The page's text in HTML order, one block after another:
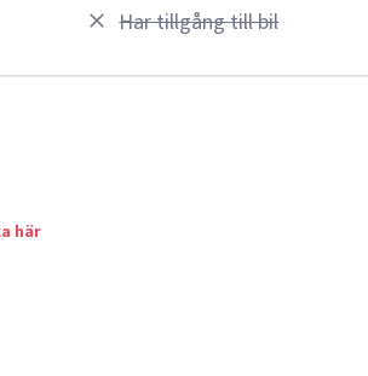
Har tillgång till bil
här